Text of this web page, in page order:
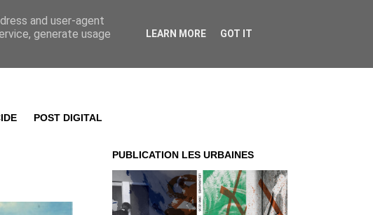
POST DIGITAL
PUBLICATION LES URBAINES
and user-agent
generate usage
LEARN MORE GOT IT